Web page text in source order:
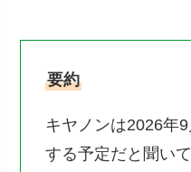
要約
キヤノンは2026年
する予定だと聞い